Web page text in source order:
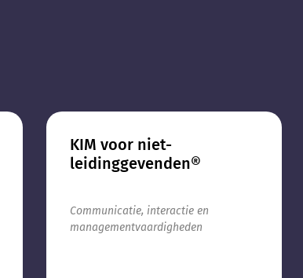
KIM voor niet-
leidinggevenden®
Communicatie, interactie en
managementvaardigheden